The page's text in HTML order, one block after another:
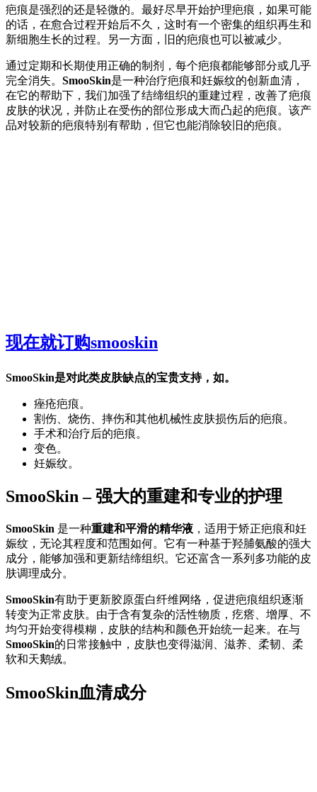
疤痕是强烈的还是轻微的。最好尽早开始护理疤痕，如果可能
的话，在愈合过程开始后不久，这时有一个密集的组织再生和
新细胞生长的过程。另一方面，旧的疤痕也可以被减少。
通过定期和长期使用正确的制剂，每个疤痕都能够部分或几乎
完全消失。 SmooSkin是一种治疗疤痕和妊娠纹的创新血清，
在它的帮助下，我们加强了结缔组织的重建过程，改善了疤痕
皮肤的状况，并防止在受伤的部位形成大而凸起的疤痕。该产
品对较新的疤痕特别有帮助，但它也能消除较旧的疤痕。
现在就订购smooskin
SmooSkin是对此类皮肤缺点的宝贵支持，如。
痤疮疤痕。
割伤、烧伤、摔伤和其他机械性皮肤损伤后的疤痕。
手术和治疗后的疤痕。
变色。
妊娠纹。
SmooSkin – 强大的重建和专业的护理
SmooSkin 是一种重建和平滑的精华液 ，适用于矫正疤痕和妊
娠纹，无论其程度和范围如何。它有一种基于羟脯氨酸的强大
成分，能够加强和更新结缔组织。它还富含一系列多功能的皮
肤调理成分。
SmooSkin有助于更新胶原蛋白纤维网络，促进疤痕组织逐渐
转变为正常皮肤。由于含有复杂的活性物质，疙瘩、增厚、不
均匀开始变得模糊，皮肤的结构和颜色开始统一起来。在与
SmooSkin的日常接触中，皮肤也变得滋润、滋养、柔韧、柔
软和天鹅绒。
SmooSkin血清成分